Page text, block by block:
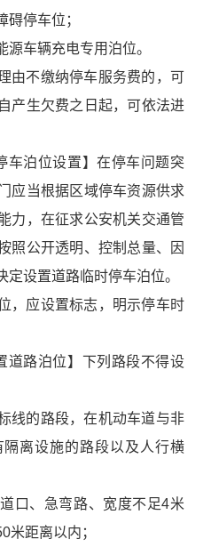
停车位；
车辆充电专用泊位。
不缴纳停车服务费的，可
产生欠费之日起，可依法进
泊位设置】在停车问题突
应当根据区域停车资源供求
力，在征求公安机关交通管
照公开透明、控制总量、因
设置道路临时停车泊位。
应设置标志，明示停车时
路泊位】下列路段不得设
的路段，在机动车道与非
离设施的路段以及人行横
、急弯路、宽度不足4米
米距离以内；